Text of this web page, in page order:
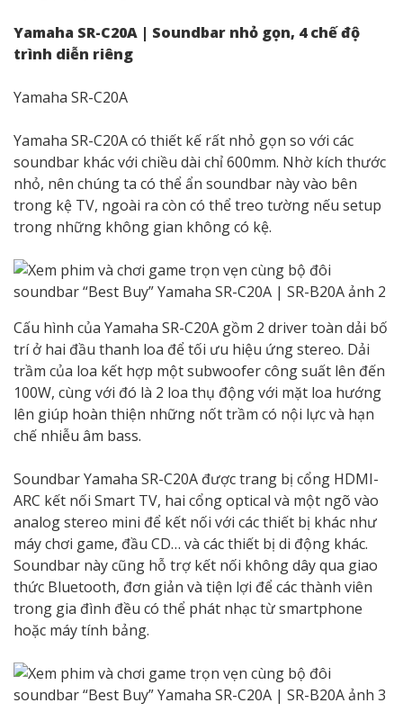
Yamaha SR-C20A | Soundbar nhỏ gọn, 4 chế độ
trình diễn riêng
Yamaha SR-C20A
Yamaha SR-C20A có thiết kế rất nhỏ gọn so với các
soundbar khác với chiều dài chỉ 600mm. Nhờ kích thước
nhỏ, nên chúng ta có thể ẩn soundbar này vào bên
trong kệ TV, ngoài ra còn có thể treo tường nếu setup
trong những không gian không có kệ.
Cấu hình của Yamaha SR-C20A gồm 2 driver toàn dải bố
trí ở hai đầu thanh loa để tối ưu hiệu ứng stereo. Dải
trầm của loa kết hợp một subwoofer công suất lên đến
100W, cùng với đó là 2 loa thụ động với mặt loa hướng
lên giúp hoàn thiện những nốt trầm có nội lực và hạn
chế nhiễu âm bass.
Soundbar Yamaha SR-C20A được trang bị cổng HDMI-
ARC kết nối Smart TV, hai cổng optical và một ngõ vào
analog stereo mini để kết nối với các thiết bị khác như
máy chơi game, đầu CD… và các thiết bị di động khác.
Soundbar này cũng hỗ trợ kết nối không dây qua giao
thức Bluetooth, đơn giản và tiện lợi để các thành viên
trong gia đình đều có thể phát nhạc từ smartphone
hoặc máy tính bảng.